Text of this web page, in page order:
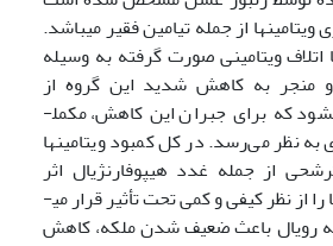
از جمله تیامین فقیر می­باشد.
اتلاف ویتامینی صورت گرفته به وسیله
منجر به کاهش شدید این گروه از
که برای جبران این کاهش، مکمل­
به نظر می‌رسد. در کل کمبود ویتامین­ها
از جمله غدد هیپوفارنژیال اثر
از نظر کیفی و کمی تحت تأثیر قرار می­
رویال باعث ضعیف شدن ملکه، کاهش